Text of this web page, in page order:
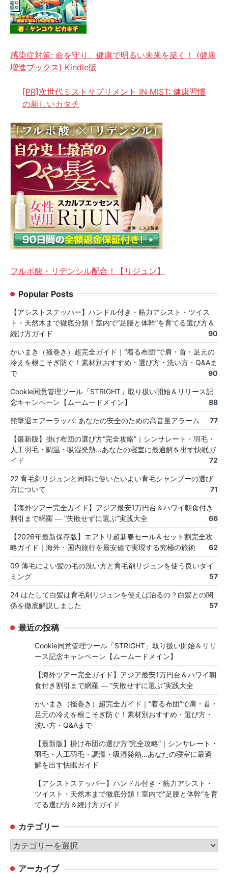
感染症対策: 命を守り、健康で明るい未来を築く！ (健康
増進ブックス) Kindle版
[PR]次世代ミストサプリメント IN MIST: 健康習慣
の新しいカタチ
フルボ酸・リデンシル配合！【リジュン】
Popular Posts
【アシストステッパー】ハンドル付き・筋力アシスト・ツイス
ト・天然木まで徹底分類！室内で“足腰と体幹”を育てる選び方＆
続け方ガイド
90
かいまき（掻巻き）超完全ガイド｜“着る布団”で肩・首・足元の
冷えを根こそぎ防ぐ！素材別おすすめ・選び方・洗い方・Q&Aま
で
90
Cookie同意管理ツール「STRIGHT」取り扱い開始＆リリース記
念キャンペーン【ムームードメイン】
88
熊撃退エアーラッパ: あなたの安全のための高音量アラーム 77
【最新版】掛け布団の選び方“完全攻略”｜シンサレート・羽毛・
人工羽毛・調温・吸湿発熱…あなたの寝室に最適解を出す快眠ガ
イド
72
22 育毛剤リジュンと同時に使いたいよい育毛シャンプーの選び
方について
71
【海外ツアー完全ガイド】アジア最安1万円台＆ハワイ朝食付き
割引まで網羅 ― “失敗せずに選ぶ”実践大全
66
【2026年最新保存版】エアトリ超新春セール＆セット割完全攻
略ガイド｜海外・国内旅行を最安値で実現する究極の旅術
62
09 薄毛によい髪の毛の洗い方と育毛剤リジュンを使う良いタイ
ミング
57
24 はたして白髪は育毛剤リジュンを使えば治るの？白髪との関
係を徹底解説しました
57
最近の投稿
Cookie同意管理ツール「STRIGHT」取り扱い開始＆リリ
ース記念キャンペーン【ムームードメイン】
【海外ツアー完全ガイド】アジア最安1万円台＆ハワイ朝
食付き割引まで網羅 ― “失敗せずに選ぶ”実践大全
かいまき（掻巻き）超完全ガイド｜“着る布団”で肩・首・
足元の冷えを根こそぎ防ぐ！素材別おすすめ・選び方・
洗い方・Q&Aまで
【最新版】掛け布団の選び方“完全攻略”｜シンサレート・
羽毛・人工羽毛・調温・吸湿発熱…あなたの寝室に最適
解を出す快眠ガイド
【アシストステッパー】ハンドル付き・筋力アシスト・
ツイスト・天然木まで徹底分類！室内で“足腰と体幹”を育
てる選び方＆続け方ガイド
カテゴリー
カ
ゴ アーカイブ